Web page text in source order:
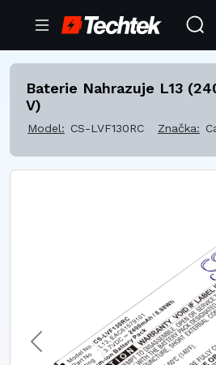
Baterie Nahrazuje L13
V)
Model: CS-LVF130RC Značka: